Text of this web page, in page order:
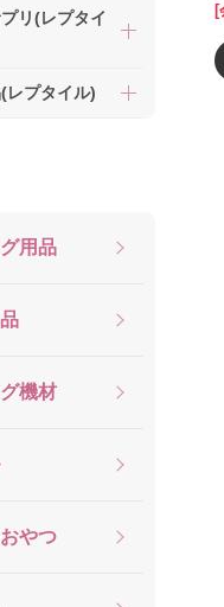
リ(レプタイ
レプタイル)
用品
機材
やつ
[